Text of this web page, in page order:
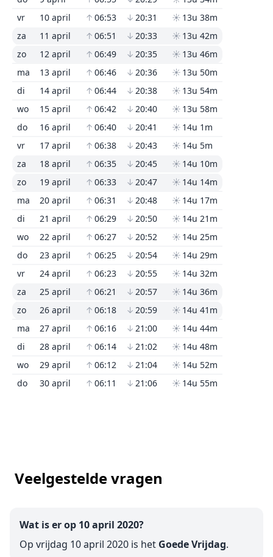
vr
10 april ↑ 06:53 ↓ 20:31 ☀ 13u 38m
za
11 april ↑ 06:51 ↓ 20:33 ☀ 13u 42m
zo
12 april ↑ 06:49 ↓ 20:35 ☀ 13u 46m
ma
13 april ↑ 06:46 ↓ 20:36 ☀ 13u 50m
di
14 april ↑ 06:44 ↓ 20:38 ☀ 13u 54m
wo
15 april ↑ 06:42 ↓ 20:40 ☀ 13u 58m
do
16 april ↑ 06:40 ↓ 20:41 ☀ 14u 1m
vr
17 april ↑ 06:38 ↓ 20:43 ☀ 14u 5m
za
18 april ↑ 06:35 ↓ 20:45 ☀ 14u 10m
zo
19 april ↑ 06:33 ↓ 20:47 ☀ 14u 14m
ma
20 april ↑ 06:31 ↓ 20:48 ☀ 14u 17m
di
21 april ↑ 06:29 ↓ 20:50 ☀ 14u 21m
wo
22 april ↑ 06:27 ↓ 20:52 ☀ 14u 25m
do
23 april ↑ 06:25 ↓ 20:54 ☀ 14u 29m
vr
24 april ↑ 06:23 ↓ 20:55 ☀ 14u 32m
za
25 april ↑ 06:21 ↓ 20:57 ☀ 14u 36m
zo
26 april ↑ 06:18 ↓ 20:59 ☀ 14u 41m
ma
27 april ↑ 06:16 ↓ 21:00 ☀ 14u 44m
di
28 april ↑ 06:14 ↓ 21:02 ☀ 14u 48m
wo
29 april ↑ 06:12 ↓ 21:04 ☀ 14u 52m
do
30 april ↑ 06:11 ↓ 21:06 ☀ 14u 55m
Veelgestelde vragen
Wat is er op 10 april 2020?
Op vrijdag 10 april 2020 is het Goede Vrijdag.